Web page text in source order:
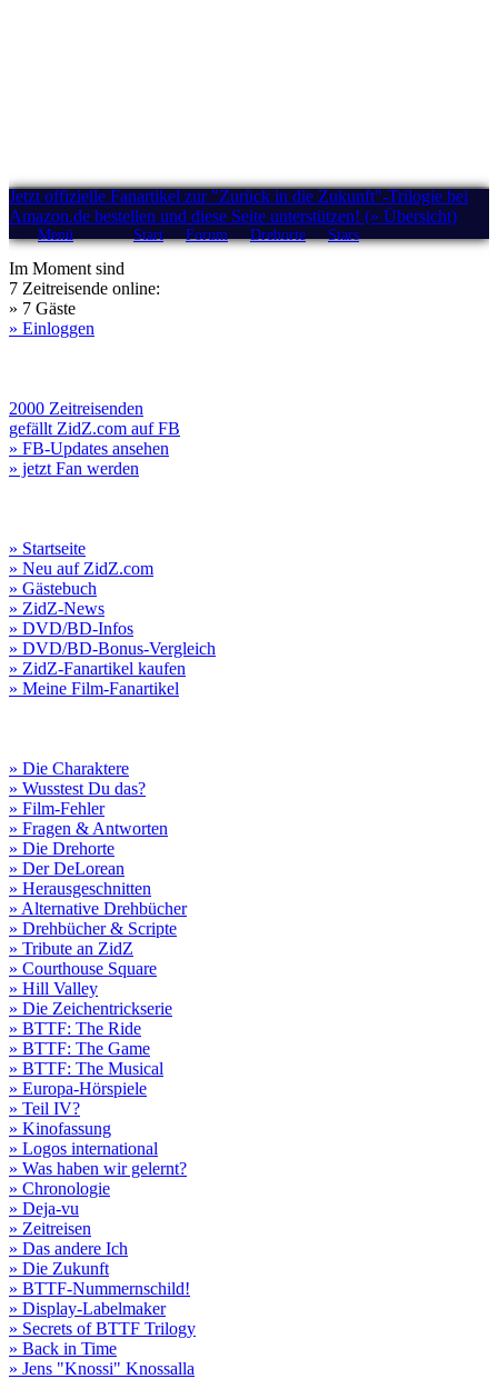
Jetzt offizielle Fanartikel zur "Zurück in die Zukunft"-Trilogie bei
Amazon.de bestellen und diese Seite unterstützen! (» Übersicht)
Menü Start Forum Drehorte Stars
Im Moment sind
7 Zeitreisende online:
» 7 Gäste
» Einloggen
2000 Zeitreisenden
gefällt ZidZ.com auf FB
» FB-Updates ansehen
» jetzt Fan werden
» Startseite
» Neu auf ZidZ.com
» Gästebuch
» ZidZ-News
» DVD/BD-Infos
» DVD/BD-Bonus-Vergleich
» ZidZ-Fanartikel kaufen
» Meine Film-Fanartikel
» Die Charaktere
» Wusstest Du das?
» Film-Fehler
» Fragen & Antworten
» Die Drehorte
» Der DeLorean
» Herausgeschnitten
» Alternative Drehbücher
» Drehbücher & Scripte
» Tribute an ZidZ
» Courthouse Square
» Hill Valley
» Die Zeichentrickserie
» BTTF: The Ride
» BTTF: The Game
» BTTF: The Musical
» Europa-Hörspiele
» Teil IV?
» Kinofassung
» Logos international
» Was haben wir gelernt?
» Chronologie
» Deja-vu
» Zeitreisen
» Das andere Ich
» Die Zukunft
» BTTF-Nummernschild!
» Display-Labelmaker
» Secrets of BTTF Trilogy
» Back in Time
» Jens "Knossi" Knossalla